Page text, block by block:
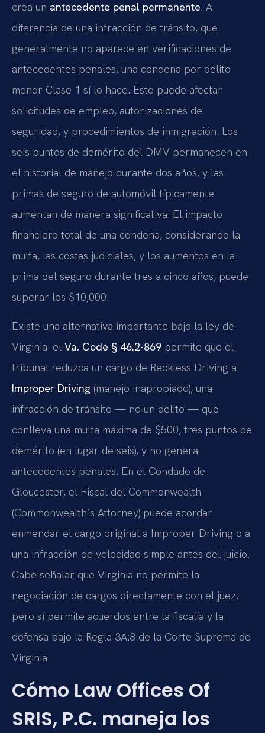
crea un antecedente penal permanente. A
diferencia de una infracción de tránsito, que
generalmente no aparece en verificaciones de
antecedentes penales, una condena por delito
menor Clase 1 sí lo hace. Esto puede afectar
solicitudes de empleo, autorizaciones de
seguridad, y procedimientos de inmigración. Los
seis puntos de demérito del DMV permanecen en
el historial de manejo durante dos años, y las
primas de seguro de automóvil típicamente
aumentan de manera significativa. El impacto
financiero total de una condena, considerando la
multa, las costas judiciales, y los aumentos en la
prima del seguro durante tres a cinco años, puede
superar los $10,000.
Existe una alternativa importante bajo la ley de
Virginia: el Va. Code § 46.2-869 permite que el
tribunal reduzca un cargo de Reckless Driving a
Improper Driving (manejo inapropiado), una
infracción de tránsito — no un delito — que
conlleva una multa máxima de $500, tres puntos de
demérito (en lugar de seis), y no genera
antecedentes penales. En el Condado de
Gloucester, el Fiscal del Commonwealth
(Commonwealth’s Attorney) puede acordar
enmendar el cargo original a Improper Driving o a
una infracción de velocidad simple antes del juicio.
Cabe señalar que Virginia no permite la
negociación de cargos directamente con el juez,
pero sí permite acuerdos entre la fiscalía y la
defensa bajo la Regla 3A:8 de la Corte Suprema de
Virginia.
Cómo Law Offices Of
SRIS, P.C. maneja los